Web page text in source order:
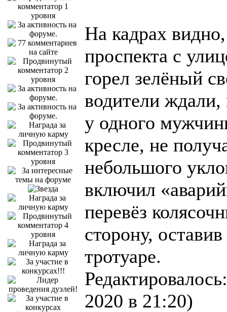
На кадрах
проспекта с
горел зелёный
водители ждали,
у одного
кресле, не
небольшого
включил
перевёз
сторону,
тротуаре.
2020 в 21:20)